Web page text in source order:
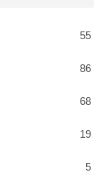
55
86
68
19
5